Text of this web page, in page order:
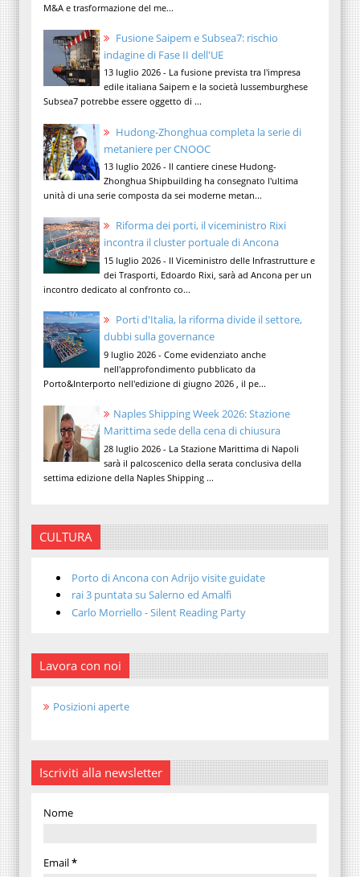
M&A e trasformazione del me...
Fusione Saipem e Subsea7: rischio
indagine di Fase II dell'UE
13 luglio 2026 - La fusione prevista tra l'impresa
edile italiana Saipem e la società lussemburghese
Subsea7 potrebbe essere oggetto di ...
Hudong-Zhonghua completa la serie di
metaniere per CNOOC
13 luglio 2026 - Il cantiere cinese Hudong-
Zhonghua Shipbuilding ha consegnato l'ultima
unità di una serie composta da sei moderne metan...
Riforma dei porti, il viceministro Rixi
incontra il cluster portuale di Ancona
15 luglio 2026 - Il Viceministro delle Infrastrutture e
dei Trasporti, Edoardo Rixi, sarà ad Ancona per un
incontro dedicato al confronto co...
Porti d'Italia, la riforma divide il settore,
dubbi sulla governance
9 luglio 2026 - Come evidenziato anche
nell'approfondimento pubblicato da
Porto&Interporto nell'edizione di giugno 2026 , il pe...
Naples Shipping Week 2026: Stazione
Marittima sede della cena di chiusura
28 luglio 2026 - La Stazione Marittima di Napoli
sarà il palcoscenico della serata conclusiva della
settima edizione della Naples Shipping ...
CULTURA
Porto di Ancona con Adrijo visite guidate
rai 3 puntata su Salerno ed Amalfi
Carlo Morriello - Silent Reading Party
Lavora con noi
Posizioni aperte
Iscriviti alla newsletter
Nome
Email*